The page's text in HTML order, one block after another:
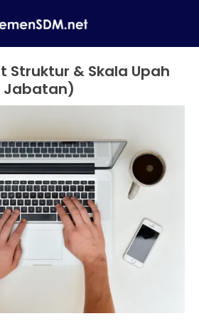
Struktur & Skala Upah
Jabatan)